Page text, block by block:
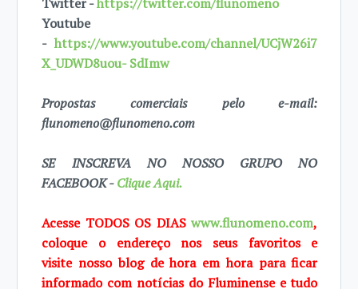
Twitter -https://twitter.com/flunomeno
Youtube
-https://www.youtube.com/channel/UCjW26i7
X_UDWD8uou- SdImw
Propostas comerciais pelo e-mail:
flunomeno@flunomeno.com
SE INSCREVA NO NOSSO GRUPO NO
FACEBOOK -Clique Aqui.
Acesse TODOS OS DIASwww.flunomeno.com,
coloque o endereço nos seus favoritos e
visite nosso blog dehora em hora para ficar
informado com notícias do Fluminense e tudo